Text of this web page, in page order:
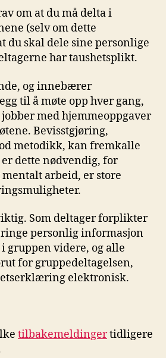
om at du må delta i
(selv om dette
du skal dele sine personlige
har taushetsplikt.
og innebærer
til å møte opp hver gang,
med hjemmeoppgaver
Bevisstgjøring,
metodikk, kan fremkalle
dette nødvendig, for
arbeid, er store
Som deltager forplikter
personlig informasjon
gruppen videre, og alle
for gruppedeltagelsen,
elektronisk.
tilbakemeldingertidligere